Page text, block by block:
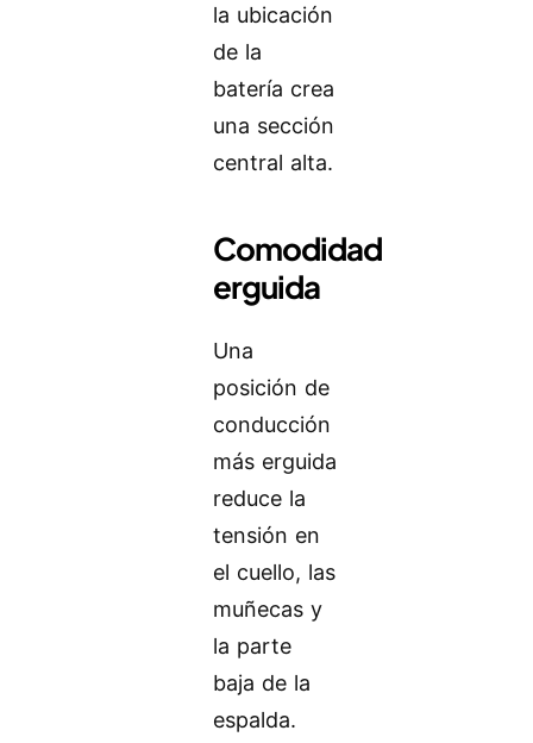
la ubicación
de la
batería crea
una sección
central alta.
Comodidad
erguida
Una
posición de
conducción
más erguida
reduce la
tensión en
el cuello, las
muñecas y
la parte
baja de la
espalda.